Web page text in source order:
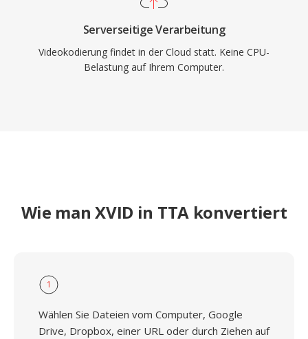
Serverseitige Verarbeitung
Videokodierung findet in der Cloud statt. Keine CPU-
Belastung auf Ihrem Computer.
Wie man XVID in TTA konvertiert
1
Wählen Sie Dateien vom Computer, Google
Drive, Dropbox, einer URL oder durch Ziehen auf